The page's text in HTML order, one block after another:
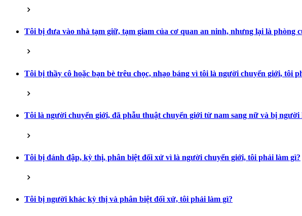
Tôi bị đưa vào nhà tạm giữ, tạm giam của cơ quan an ninh, nhưng lại là
Tôi bị thầy cô hoặc bạn bè trêu chọc, nhạo báng vì tôi là người chuyển giới, tôi
Tôi là người chuyển giới, đã phẫu thuật chuyển giới từ nam sang nữ và bị
Tôi bị đánh đập, kỳ thị, phân biệt đối xử vì là người chuyển giới, tôi phải làm gì?
Tôi bị người khác kỳ thị và phân biệt đối xử, tôi phải làm gì?